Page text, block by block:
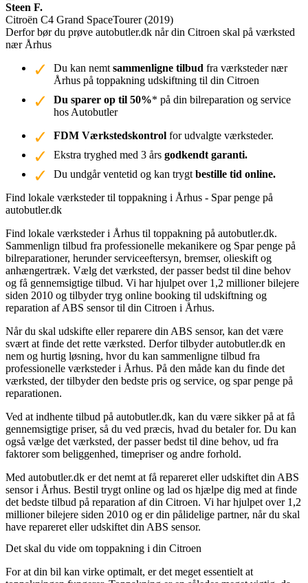
Steen F.
Citroën C4 Grand SpaceTourer (2019)
Derfor bør du prøve autobutler.dk når din Citroen skal på værksted
nær Århus
Du kan nemt sammenligne tilbud fra værksteder nær
Århus på toppakning udskiftning til din Citroen
Du sparer op til 50%* på din bilreparation og service
hos Autobutler
FDM Værkstedskontrol for udvalgte værksteder.
Ekstra tryghed med 3 års godkendt garanti.
Du undgår ventetid og kan trygt bestille tid online.
Find lokale værksteder til toppakning i Århus - Spar penge på
autobutler.dk
Find lokale værksteder i Århus til toppakning på autobutler.dk.
Sammenlign tilbud fra professionelle mekanikere og Spar penge på
bilreparationer, herunder serviceeftersyn, bremser, olieskift og
anhængertræk. Vælg det værksted, der passer bedst til dine behov
og få gennemsigtige tilbud. Vi har hjulpet over 1,2 millioner bilejere
siden 2010 og tilbyder tryg online booking til udskiftning og
reparation af ABS sensor til din Citroen i Århus.
Når du skal udskifte eller reparere din ABS sensor, kan det være
svært at finde det rette værksted. Derfor tilbyder autobutler.dk en
nem og hurtig løsning, hvor du kan sammenligne tilbud fra
professionelle værksteder i Århus. På den måde kan du finde det
værksted, der tilbyder den bedste pris og service, og spar penge på
reparationen.
Ved at indhente tilbud på autobutler.dk, kan du være sikker på at få
gennemsigtige priser, så du ved præcis, hvad du betaler for. Du kan
også vælge det værksted, der passer bedst til dine behov, ud fra
faktorer som beliggenhed, timepriser og andre forhold.
Med autobutler.dk er det nemt at få repareret eller udskiftet din ABS
sensor i Århus. Bestil trygt online og lad os hjælpe dig med at finde
det bedste tilbud på reparation af din Citroen. Vi har hjulpet over 1,2
millioner bilejere siden 2010 og er din pålidelige partner, når du skal
have repareret eller udskiftet din ABS sensor.
Det skal du vide om toppakning i din Citroen
For at din bil kan virke optimalt, er det meget essentielt at